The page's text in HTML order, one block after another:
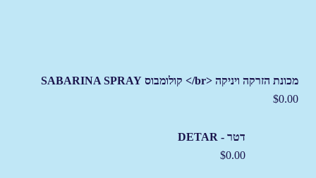
מכונת הזרקה ויניקה <br/> קולומבוס SABARINA SPRAY
$0.00
דטר - DETAR
$0.00